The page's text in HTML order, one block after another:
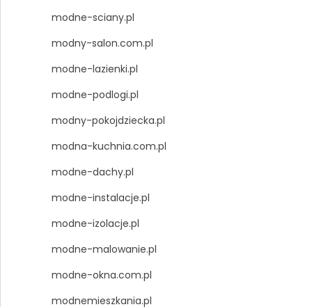
modne-sciany.pl
modny-salon.com.pl
modne-lazienki.pl
modne-podlogi.pl
modny-pokojdziecka.pl
modna-kuchnia.com.pl
modne-dachy.pl
modne-instalacje.pl
modne-izolacje.pl
modne-malowanie.pl
modne-okna.com.pl
modnemieszkania.pl